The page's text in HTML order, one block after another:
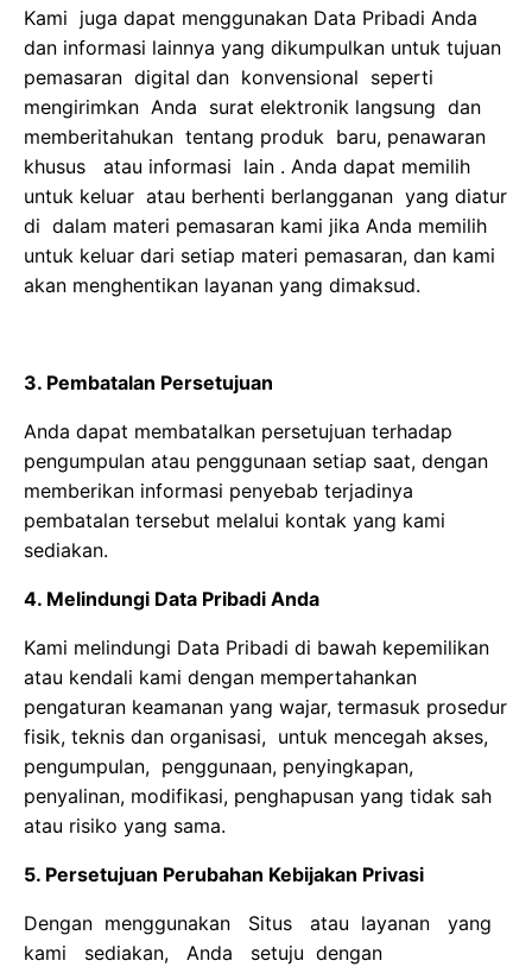
Kami juga dapat menggunakan Data Pribadi Anda
dan informasi lainnya yang dikumpulkan untuk tujuan
pemasaran digital dan konvensional seperti
mengirimkan Anda surat elektronik langsung dan
memberitahukan tentang produk baru, penawaran
khusus atau informasi lain . Anda dapat memilih
untuk keluar atau berhenti berlangganan yang diatur
di dalam materi pemasaran kami jika Anda memilih
untuk keluar dari setiap materi pemasaran, dan kami
akan menghentikan layanan yang dimaksud.
3. Pembatalan Persetujuan
Anda dapat membatalkan persetujuan terhadap
pengumpulan atau penggunaan setiap saat, dengan
memberikan informasi penyebab terjadinya
pembatalan tersebut melalui kontak yang kami
sediakan.
4. Melindungi Data Pribadi Anda
Kami melindungi Data Pribadi di bawah kepemilikan
atau kendali kami dengan mempertahankan
pengaturan keamanan yang wajar, termasuk prosedur
fisik, teknis dan organisasi, untuk mencegah akses,
pengumpulan, penggunaan, penyingkapan,
penyalinan, modifikasi, penghapusan yang tidak sah
atau risiko yang sama.
5. Persetujuan Perubahan Kebijakan Privasi
Dengan menggunakan Situs atau layanan yang
kami sediakan, Anda setuju dengan